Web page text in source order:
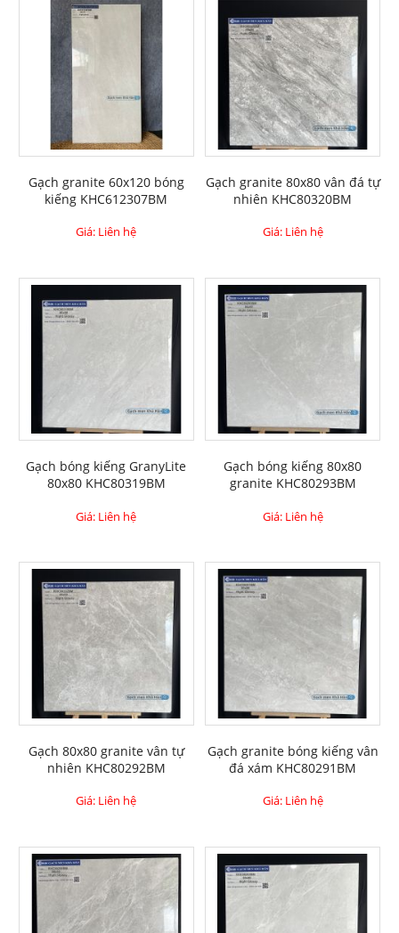
Gạch granite 60x120 bóng
kiếng KHC612307BM
Giá: Liên hệ
Gạch granite 80x80 vân đá tự
nhiên KHC80320BM
Giá: Liên hệ
Gạch bóng kiếng GranyLite
80x80 KHC80319BM
Giá: Liên hệ
Gạch bóng kiếng 80x80
granite KHC80293BM
Giá: Liên hệ
Gạch 80x80 granite vân tự
nhiên KHC80292BM
Giá: Liên hệ
Gạch granite bóng kiếng vân
đá xám KHC80291BM
Giá: Liên hệ